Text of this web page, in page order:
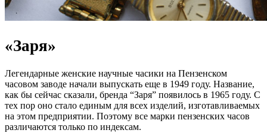
«Заря»
Легендарные женские научные часики на Пензенском
часовом заводе начали выпускать еще в 1949 году. Название,
как бы сейчас сказали, бренда “Заря” появилось в 1965 году. С
тех пор оно стало единым для всех изделий, изготавливаемых
на этом предприятии. Поэтому все марки пензенских часов
различаются только по индексам.